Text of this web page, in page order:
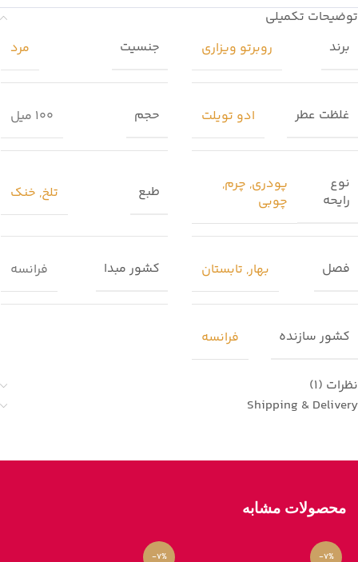
توضیحات تکمیلی
برند
روبرتو ویزاری جنسیت مرد
غلظت عطر ادو تویلت حجم 100 میل
نوع
رایحه
پودری, چرم,
چوبی
طبع تلخ, خنک
فصل بهار, تابستان کشور مبدا فرانسه
کشور سازنده فرانسه
نظرات (1)
Shipping & Delivery
محصولات مشابه
-7%
-7%